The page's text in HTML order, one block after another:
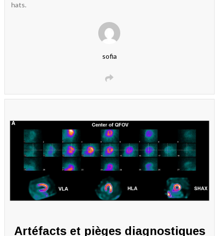
hats.
sofia
Artéfacts et pièges diagnostiques